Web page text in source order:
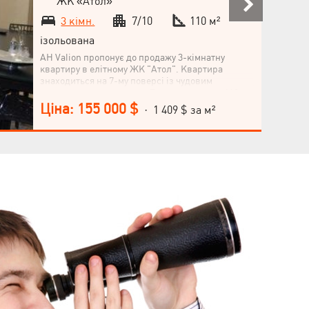
3 кімн.
7/10
110 м²
ізольована
АН Valion пропонує до продажу 3-кімнатну
квартиру в елітному ЖК "Атол". Квартира
знаходиться на 7-му поверсі із чудовим
м2. Виконаний якісний авторський ремонт,
натуральні матеріали. Залишаються меблі та
техніка. Автономне опалення Формат: кухня-
Ціна: 155 000 $ · 1 409 $ за м²
Мова